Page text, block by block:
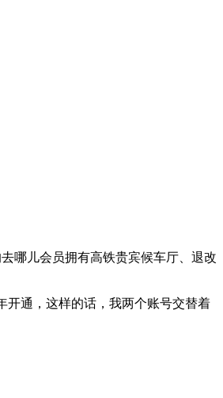
哪儿会员拥有高铁贵宾候车厅、退改
开通，这样的话，我两个账号交替着